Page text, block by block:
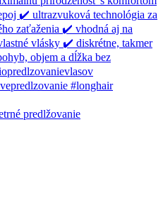
predlžovanie